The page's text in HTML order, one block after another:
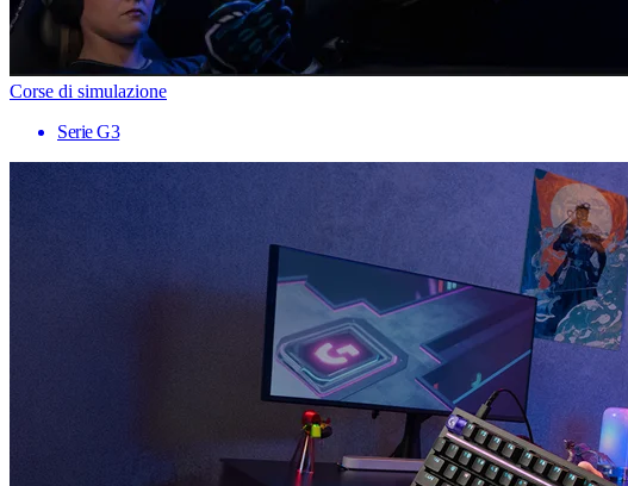
Corse di simulazione
Serie G3